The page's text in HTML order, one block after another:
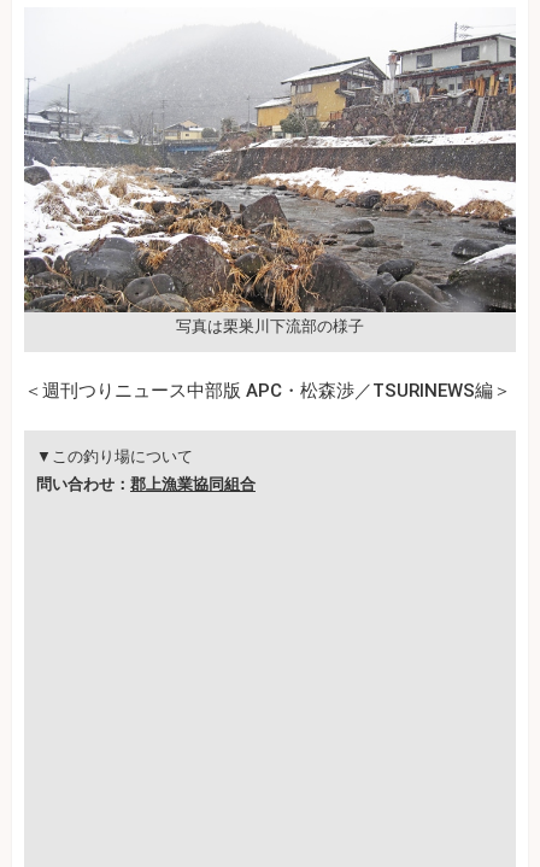
写真は栗巣川下流部の様子
＜週刊つりニュース中部版 APC・松森渉／TSURINEWS編＞
▼この釣り場について
問い合わせ： 郡上漁業協同組合